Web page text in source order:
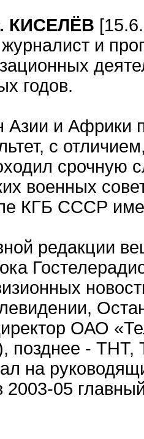
КИСЕЛЁВ
журналист и
годов.
Азии и
с
срочную
военных
КГБ СССР
редакции
ОАО
позднее -
на
2003-05